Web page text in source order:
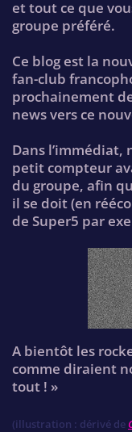
et tout ce que
groupe préféré.
Ce blog est la
fan-club
prochainement
news vers ce
Dans l’immédiat,
petit compteur
du groupe, afin
il se doit (en
de Super5 par
A bientôt les
comme diraient
tout ! »
(illustration : dérivé de